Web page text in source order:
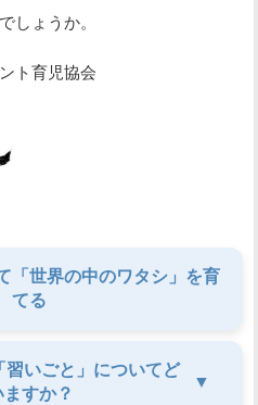
しょうか。
ト育児協会
「世界の中のワタシ」を育
てる
いごと」についてど
すか？
▼